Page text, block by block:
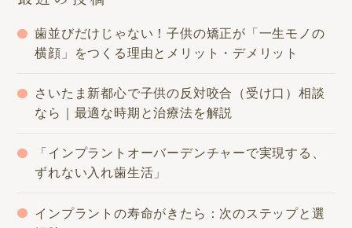
歯並びだけじゃない！子供の矯正が「一生モノの
横顔」をつくる理由とメリット・デメリット
さいたま新都心で子供の反対咬合（受け口）相談
なら｜最適な時期と治療法を解説
「インプラントオーバーデンチャーで実現する、
ずれない入れ歯生活」
インプラントの寿命がきたら：次のステップと選